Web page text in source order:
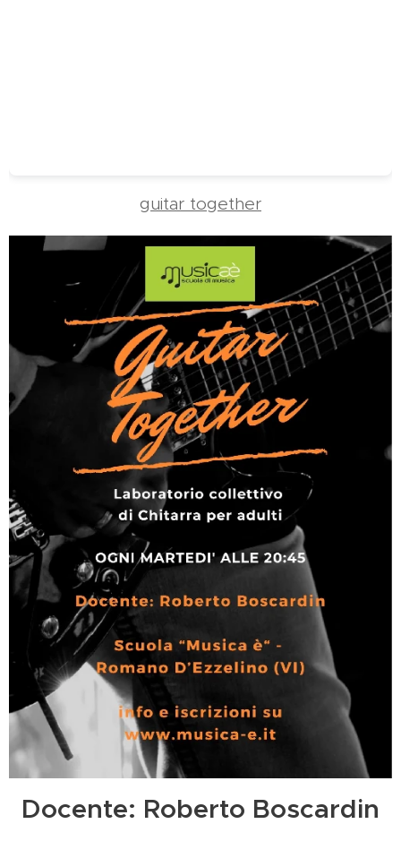
guitar together
Docente: Roberto Boscardin